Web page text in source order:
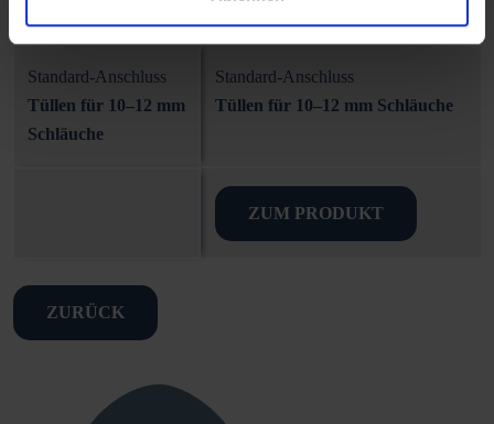
Standard-Anschluss
Tüllen für 10–12 mm
Schläuche
Standard-Anschluss
Tüllen für 10–12 mm Schläuche
ZUM PRODUKT
ZURÜCK